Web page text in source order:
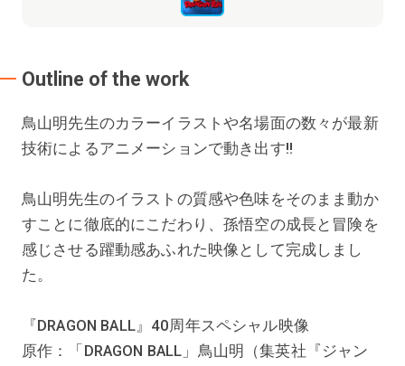
Outline of the work
鳥山明先生のカラーイラストや名場面の数々が最新
技術によるアニメーションで動き出す‼
鳥山明先生のイラストの質感や色味をそのまま動か
すことに徹底的にこだわり、孫悟空の成長と冒険を
感じさせる躍動感あふれた映像として完成しまし
た。
『DRAGON BALL』40周年スペシャル映像
原作：「DRAGON BALL」鳥山明（集英社『ジャン